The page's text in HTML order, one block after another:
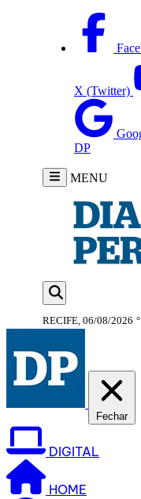
X (Twitter)
DP
MENU
RECIFE, 06/08/2026 °
Fechar
DIGITAL
HOME